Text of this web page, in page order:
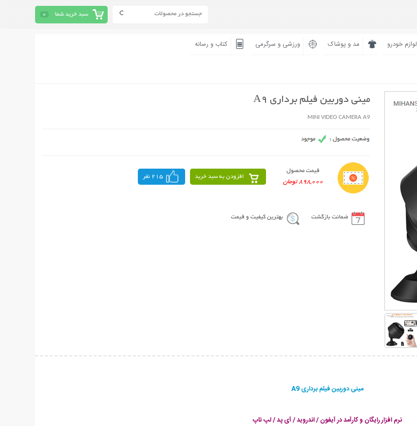
سبد خرید شما 0
لوازم خودرو مد و پوشاک ورزشی و سرگرمی کتاب و رسانه
مینی دوربین فیلم برداری A9
MINI VIDEO CAMERA A9
قیمت محصول
898,000 تومان
افزودن به سبد خرید 215 نفر
ضمانت بازگشت بهترین کیفیت و قیمت
مینی دوربین فیلم برداری A9
نرم افزار رایگان و کارآمد در آیفون / اندروید / آی پد / لپ تاپ